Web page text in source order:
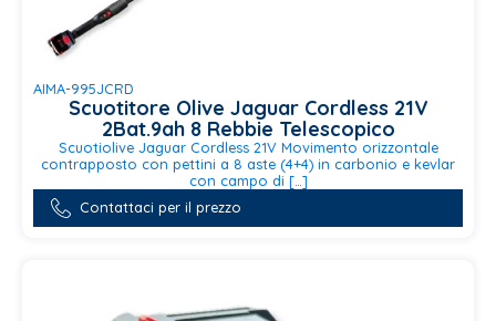
AIMA-995JCRD
Scuotitore Olive Jaguar Cordless 21V
2Bat.9ah 8 Rebbie Telescopico
Scuotiolive Jaguar Cordless 21V Movimento orizzontale
contrapposto con pettini a 8 aste (4+4) in carbonio e kevlar
con campo di […]
Contattaci per il prezzo